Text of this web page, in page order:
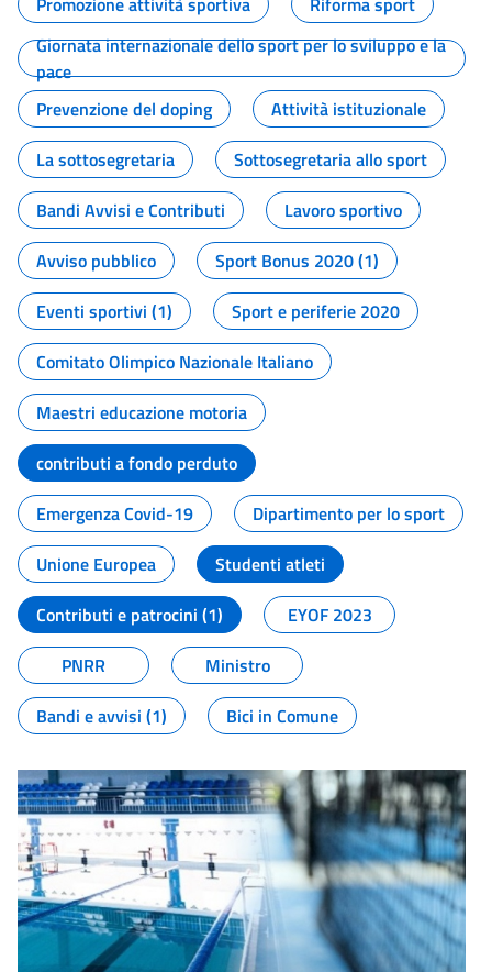
Giornata internazionale dello sport per lo sviluppo e la
pace
Prevenzione del doping
Attività istituzionale
La sottosegretaria
Sottosegretaria allo sport
Bandi Avvisi e Contributi
Lavoro sportivo
Avviso pubblico
Sport Bonus 2020 (1)
Eventi sportivi (1)
Sport e periferie 2020
Comitato Olimpico Nazionale Italiano
Maestri educazione motoria
contributi a fondo perduto
Emergenza Covid-19
Dipartimento per lo sport
Unione Europea
Studenti atleti
Contributi e patrocini (1)
EYOF 2023
PNRR
Ministro
Bandi e avvisi (1)
Bici in Comune